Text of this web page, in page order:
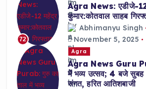
72
Agra News: एडीजे-
कुमार:कोतवाल साहब
Abhimanyu Singh
November 5, 2025
Agra
Agra News Guru
में भव्य उत्सव; 4 बजे
संगत, हरित आतिशबाजी